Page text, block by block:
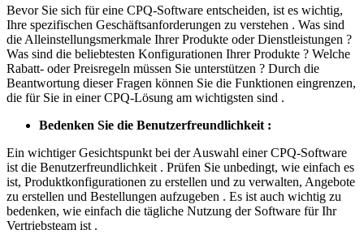
Bevor Sie sich für eine CPQ-Software entscheiden, ist es wichtig,
Ihre spezifischen Geschäftsanforderungen zu verstehen . Was sind
die Alleinstellungsmerkmale Ihrer Produkte oder Dienstleistungen ?
Was sind die beliebtesten Konfigurationen Ihrer Produkte ? Welche
Rabatt- oder Preisregeln müssen Sie unterstützen ? Durch die
Beantwortung dieser Fragen können Sie die Funktionen eingrenzen,
die für Sie in einer CPQ-Lösung am wichtigsten sind .
Bedenken Sie die Benutzerfreundlichkeit :
Ein wichtiger Gesichtspunkt bei der Auswahl einer CPQ-Software
ist die Benutzerfreundlichkeit . Prüfen Sie unbedingt, wie einfach es
ist, Produktkonfigurationen zu erstellen und zu verwalten, Angebote
zu erstellen und Bestellungen aufzugeben . Es ist auch wichtig zu
bedenken, wie einfach die tägliche Nutzung der Software für Ihr
Vertriebsteam ist .